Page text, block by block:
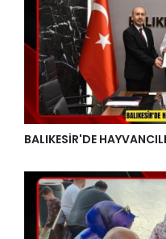
BALIKESİR'DE